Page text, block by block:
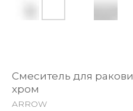
Cмеситель для
хром
ARROW